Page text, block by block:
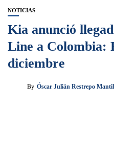
NOTICIAS
Kia anunció
Line a Colombia:
diciembre
By Óscar Julián Restrepo